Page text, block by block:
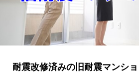
耐震改修済みの旧耐震マンショ